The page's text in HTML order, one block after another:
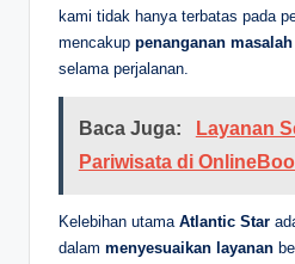
kami tidak hanya terbatas pada
mencakup penanganan masalah
selama perjalanan.
Baca Juga:
Layanan
Pariwisata di
Kelebihan utama Atlantic Star
dalam menyesuaikan layanan